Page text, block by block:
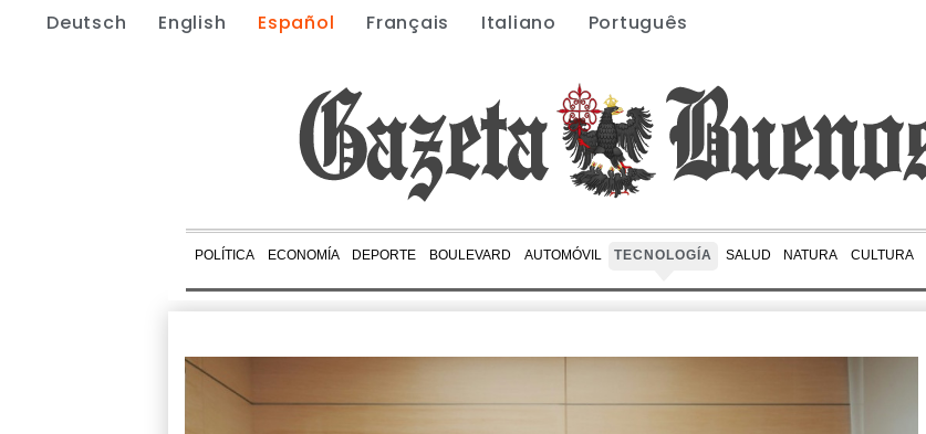
Deutsch English Español Français Italiano Português
POLÍTICA ECONOMÍA DEPORTE BOULEVARD AUTOMÓVIL TECNOLOGÍA SALUD NATURA CULTURA